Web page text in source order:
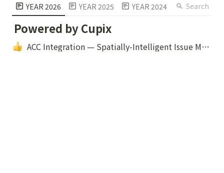
YEAR 2026 YEAR 2025 YEAR 2024 YEAR 2023
Search
Powered by Cupix
ACC Integration — Spatially-Intelligent Issue Management